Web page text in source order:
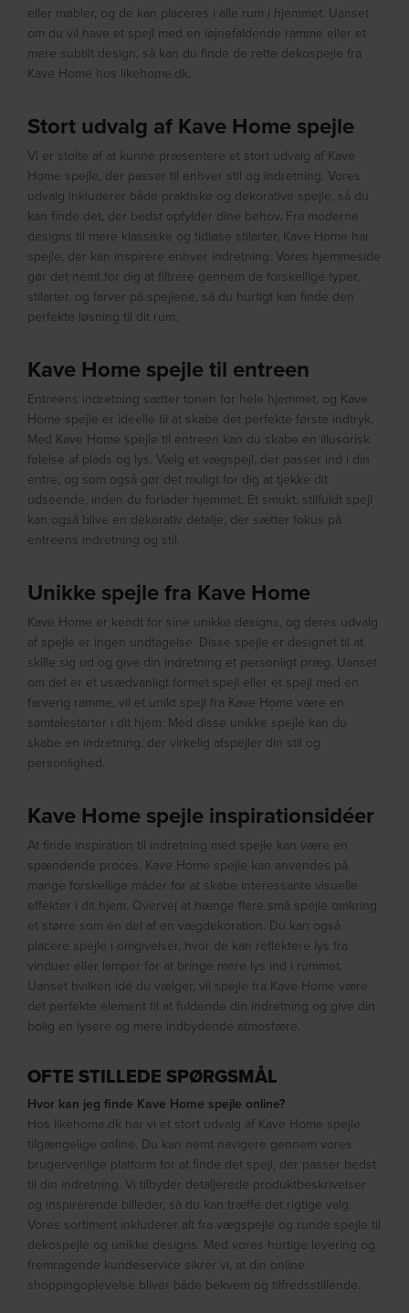
eller møbler, og de kan placeres i alle rum i hjemmet. Uanset
om du vil have et spejl med en iøjnefaldende ramme eller et
mere subtilt design, så kan du finde de rette dekospejle fra
Kave Home hos likehome.dk.
Stort udvalg af Kave Home spejle
Vi er stolte af at kunne præsentere et stort udvalg af Kave
Home spejle, der passer til enhver stil og indretning. Vores
udvalg inkluderer både praktiske og dekorative spejle, så du
kan finde det, der bedst opfylder dine behov. Fra moderne
designs til mere klassiske og tidløse stilarter, Kave Home har
spejle, der kan inspirere enhver indretning. Vores hjemmeside
gør det nemt for dig at filtrere gennem de forskellige typer,
stilarter, og farver på spejlene, så du hurtigt kan finde den
perfekte løsning til dit rum.
Kave Home spejle til entreen
Entreens indretning sætter tonen for hele hjemmet, og Kave
Home spejle er ideelle til at skabe det perfekte første indtryk.
Med Kave Home spejle til entreen kan du skabe en illusorisk
følelse af plads og lys. Vælg et vægspejl, der passer ind i din
entre, og som også gør det muligt for dig at tjekke dit
udseende, inden du forlader hjemmet. Et smukt, stilfuldt spejl
kan også blive en dekorativ detalje, der sætter fokus på
entreens indretning og stil.
Unikke spejle fra Kave Home
Kave Home er kendt for sine unikke designs, og deres udvalg
af spejle er ingen undtagelse. Disse spejle er designet til at
skille sig ud og give din indretning et personligt præg. Uanset
om det er et usædvanligt formet spejl eller et spejl med en
farverig ramme, vil et unikt spejl fra Kave Home være en
samtalestarter i dit hjem. Med disse unikke spejle kan du
skabe en indretning, der virkelig afspejler din stil og
personlighed.
Kave Home spejle inspirationsidéer
At finde inspiration til indretning med spejle kan være en
spændende proces. Kave Home spejle kan anvendes på
mange forskellige måder for at skabe interessante visuelle
effekter i dit hjem. Overvej at hænge flere små spejle omkring
et større som en del af en vægdekoration. Du kan også
placere spejle i omgivelser, hvor de kan reflektere lys fra
vinduer eller lamper for at bringe mere lys ind i rummet.
Uanset hvilken idé du vælger, vil spejle fra Kave Home være
det perfekte element til at fuldende din indretning og give din
bolig en lysere og mere indbydende atmosfære.
OFTE STILLEDE SPØRGSMÅL
Hvor kan jeg finde Kave Home spejle online?
Hos likehome.dk har vi et stort udvalg af Kave Home spejle
tilgængelige online. Du kan nemt navigere gennem vores
brugervenlige platform for at finde det spejl, der passer bedst
til din indretning. Vi tilbyder detaljerede produktbeskrivelser
og inspirerende billeder, så du kan træffe det rigtige valg.
Vores sortiment inkluderer alt fra vægspejle og runde spejle til
dekospejle og unikke designs. Med vores hurtige levering og
fremragende kundeservice sikrer vi, at din online
shoppingoplevelse bliver både bekvem og tilfredsstillende.